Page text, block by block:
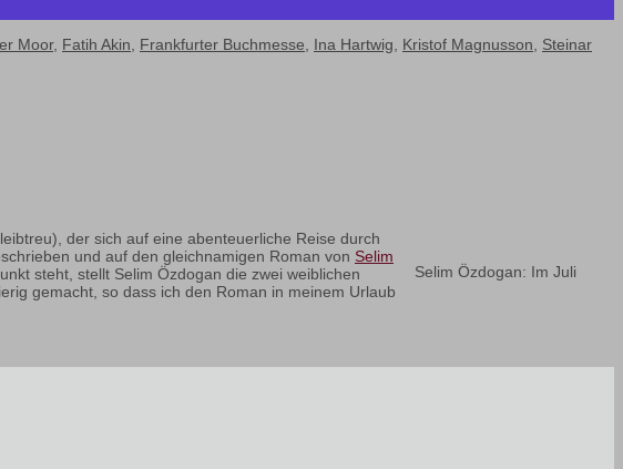
Moor, Fatih Akin, Frankfurter Buchmesse, Ina Hartwig, Kristof Magnusson, Steinar
Selim Özdogan: Im Juli
der sich auf eine abenteuerliche Reise durch
und auf den gleichnamigen Roman von Selim
steht, stellt Selim Özdogan die zwei weiblichen
gemacht, so dass ich den Roman in meinem Urlaub